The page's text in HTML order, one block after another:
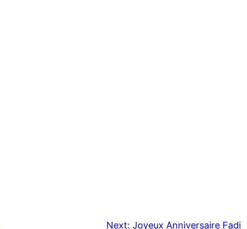
Next: Joyeux Anniversaire Fadi